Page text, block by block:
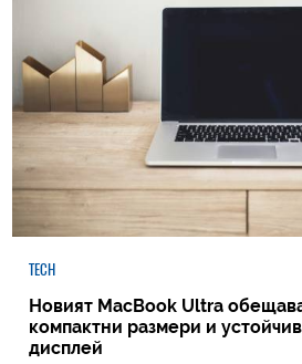
TECH
Новият MacBook Ultra
компактни размери и
дисплей